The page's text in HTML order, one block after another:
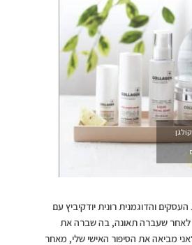
והדוגמנית רונית יודקיביץ עם
לאחר שעברה תאונה, בה שברה את
מביאה את הסיפור האישי שלי, מאחר